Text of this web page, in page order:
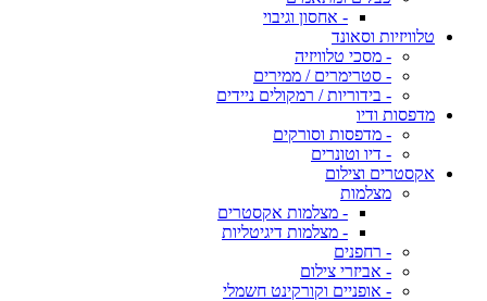
- אחסון וגיבוי
טלוויזיות וסאונד
- מסכי טלוויזיה
- סטרימרים / ממירים
- בידוריות / רמקולים ניידים
מדפסות ודיו
- מדפסות וסורקים
- דיו וטונרים
אקסטרים וצילום
מצלמות
- מצלמות אקסטרים
- מצלמות דיגיטליות
- רחפנים
- אביזרי צילום
- אופניים וקורקינט חשמלי